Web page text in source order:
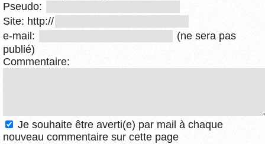
Pseudo:
Site: http://
e-mail:
(ne sera pas
publié)
Commentaire:
Je souhaite être averti(e) par mail à chaque
nouveau commentaire sur cette page